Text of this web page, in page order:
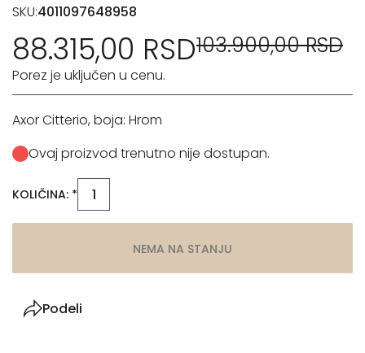
SKU:4011097648958
88.315,00 RSD103.900,00 RSD
Porez je uključen u cenu.
Axor Citterio, boja: Hrom
Ovaj proizvod trenutno nije dostupan.
KOLIČINA: *
NEMA NA STANJU
Podeli